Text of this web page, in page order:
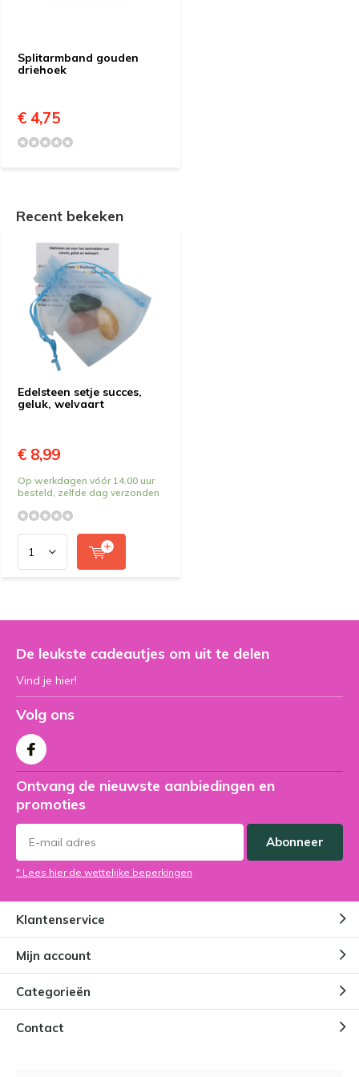
Splitarmband gouden
driehoek
€ 4,75
Recent bekeken
Edelsteen setje succes,
geluk, welvaart
€ 8,99
Op werkdagen vóór 14.00 uur
besteld, zelfde dag verzonden
De leukste cadeautjes om uit te delen
Vind je hier!
Volg ons
Ontvang de nieuwste aanbiedingen en
promoties
Abonneer
* Lees hier de wettelijke beperkingen
Klantenservice
Mijn account
Categorieën
Contact